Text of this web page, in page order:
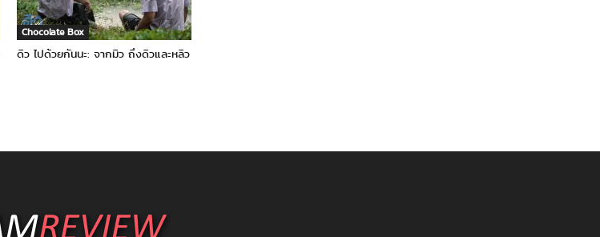
Chocolate Box
ดิว ไปด้วยกันนะ: จากมิว ถึงดิวและหลิว